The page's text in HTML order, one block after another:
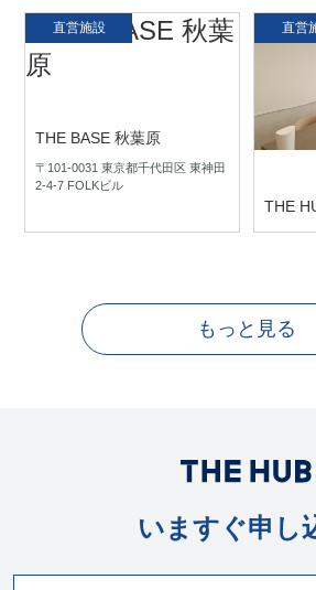
直営施設
THE BASE 秋葉原
〒101-0031 東京都千代田区 東神田
2-4-7 FOLKビル
直営
THE
〒102-
もっと見る
いますぐ申し